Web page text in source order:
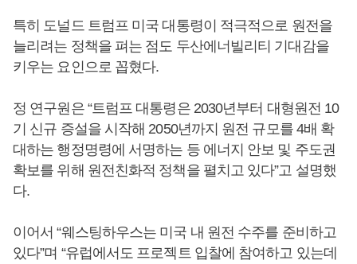
특히 도널드 트럼프 미국 대통령이 적극적으로 원전을
늘리려는 정책을 펴는 점도 두산에너빌리티 기대감을
키우는 요인으로 꼽혔다.
정 연구원은 “트럼프 대통령은 2030년부터 대형원전 10
기 신규 증설을 시작해 2050년까지 원전 규모를 4배 확
대하는 행정명령에 서명하는 등 에너지 안보 및 주도권
확보를 위해 원전친화적 정책을 펼치고 있다”고 설명했
다.
이어서 “웨스팅하우스는 미국 내 원전 수주를 준비하고
있다”며 “유럽에서도 프로젝트 입찰에 참여하고 있는데